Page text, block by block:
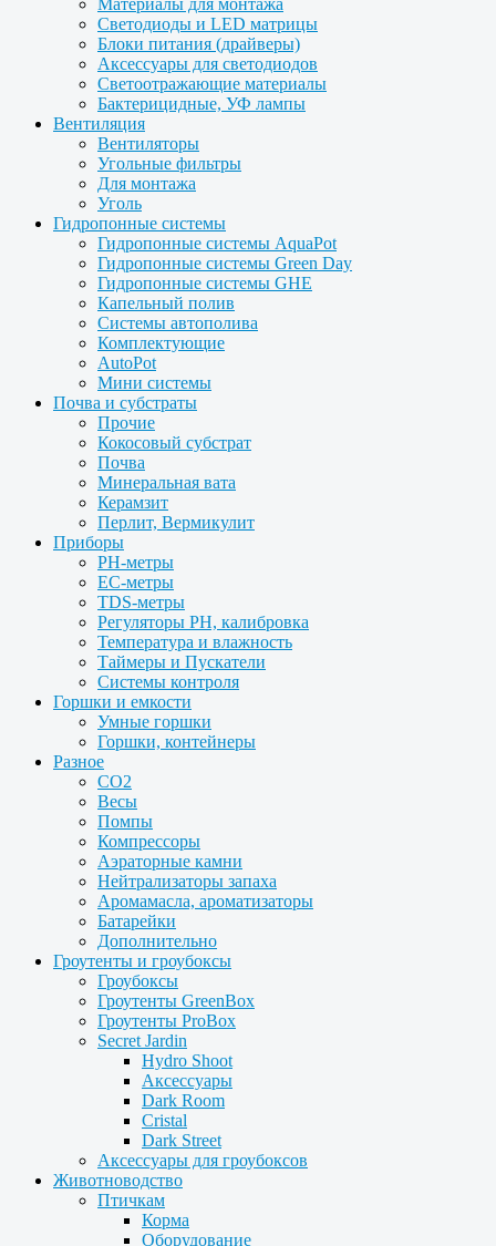
Материалы для монтажа
Светодиоды и LED матрицы
Блоки питания (драйверы)
Аксессуары для светодиодов
Светоотражающие материалы
Бактерицидные, УФ лампы
Вентиляция
Вентиляторы
Угольные фильтры
Для монтажа
Уголь
Гидропонные системы
Гидропонные системы AquaPot
Гидропонные системы Green Day
Гидропонные системы GHE
Капельный полив
Системы автополива
Комплектующие
AutoPot
Мини системы
Почва и субстраты
Прочие
Кокосовый субстрат
Почва
Минеральная вата
Керамзит
Перлит, Вермикулит
Приборы
PH-метры
EC-метры
TDS-метры
Регуляторы PH, калибровка
Температура и влажность
Таймеры и Пускатели
Системы контроля
Горшки и емкости
Умные горшки
Горшки, контейнеры
Разное
CO2
Весы
Помпы
Компрессоры
Аэраторные камни
Нейтрализаторы запаха
Аромамасла, ароматизаторы
Батарейки
Дополнительно
Гроутенты и гроубоксы
Гроубоксы
Гроутенты GreenBox
Гроутенты ProBox
Secret Jardin
Hydro Shoot
Аксессуары
Dark Room
Cristal
Dark Street
Аксессуары для гроубоксов
Животноводство
Птичкам
Корма
Оборудование